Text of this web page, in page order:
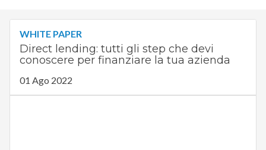
WHITE PAPER
Direct lending: tutti gli step che devi
conoscere per finanziare la tua azienda
01 Ago 2022